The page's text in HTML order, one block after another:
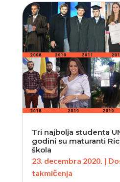
Tri najbolja studenta
godini su maturanti
škola
23. decembra 2020. |
takmičenja